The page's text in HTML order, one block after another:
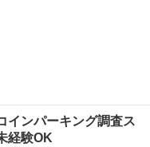
ンパーキング調査ス
経験OK